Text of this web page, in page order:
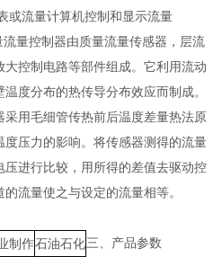
或流量计算机控制和显示流量
量控制器由质量流量传感器，层流
控制电路等部件组成。它利用流动
度分布的热传导分布效应而制成。
采用毛细管传热前后温度差量热法原
压力的影响。将传感器测得的流量
进行比较，用所得的差值去驱动控
流量使之与设定的流量相等。
制作石油石化三、产品参数